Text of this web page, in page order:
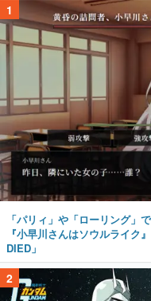
1
「パリィ」や「ローリング」
『小早川さんはソウルライク
DIED」
2